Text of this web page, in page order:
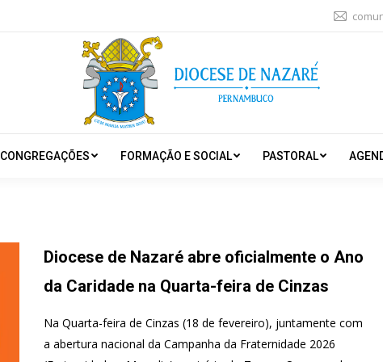
CONGREGAÇÕES FORMAÇÃO E SOCIAL PASTORAL
Diocese de Nazaré abre oficialmente o Ano
da Caridade na Quarta-feira de Cinzas
Na Quarta-feira de Cinzas (18 de fevereiro), juntamente com
a abertura nacional da Campanha da Fraternidade 2026